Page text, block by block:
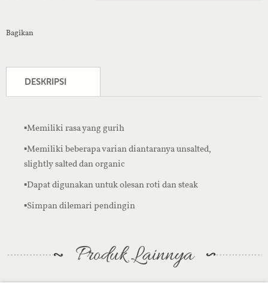
Bagikan
DESKRIPSI
▪︎Memiliki rasa yang gurih
▪︎Memiliki beberapa varian diantaranya unsalted,
slightly salted dan organic
▪︎Dapat digunakan untuk olesan roti dan steak
▪︎Simpan dilemari pendingin
Produk Lainnya